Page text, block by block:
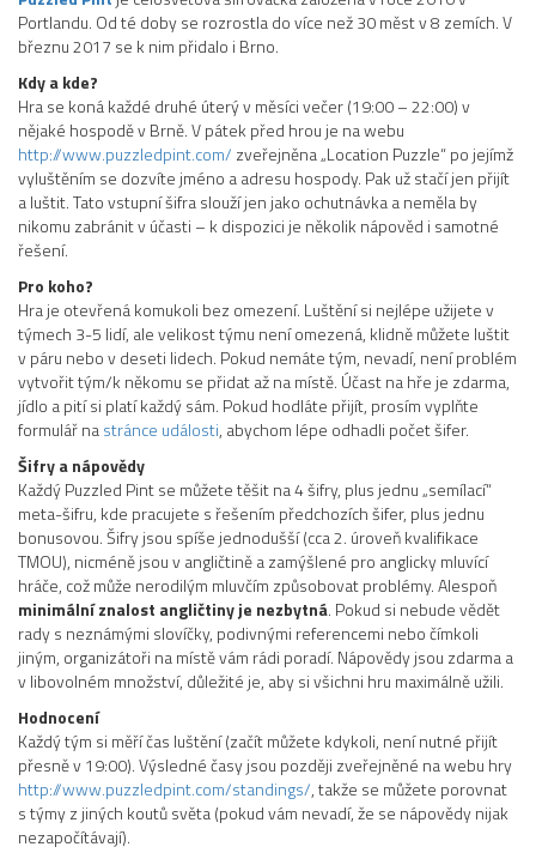
Portlandu. Od té doby se rozrostla do více než 30 měst v 8 zemích. V
březnu 2017 se k nim přidalo i Brno.
Kdy a kde?
Hra se koná každé druhé úterý v měsíci večer (19:00 – 22:00) v
nějaké hospodě v Brně. V pátek před hrou je na webu
http://www.puzzledpint.com/ zveřejněna „Location Puzzle“ po jejímž
vyluštěním se dozvíte jméno a adresu hospody. Pak už stačí jen přijít
a luštit. Tato vstupní šifra slouží jen jako ochutnávka a neměla by
nikomu zabránit v účasti – k dispozici je několik nápověd i samotné
řešení.
Pro koho?
Hra je otevřená komukoli bez omezení. Luštění si nejlépe užijete v
týmech 3-5 lidí, ale velikost týmu není omezená, klidně můžete luštit
v páru nebo v deseti lidech. Pokud nemáte tým, nevadí, není problém
vytvořit tým/k někomu se přidat až na místě. Účast na hře je zdarma,
jídlo a pití si platí každý sám. Pokud hodláte přijít, prosím vyplňte
formulář nastránce události, abychom lépe odhadli počet šifer.
Šifry a nápovědy
Každý Puzzled Pint se můžete těšit na 4 šifry, plus jednu „semílací“
meta-šifru, kde pracujete s řešením předchozích šifer, plus jednu
bonusovou. Šifry jsou spíše jednodušší (cca 2. úroveň kvalifikace
TMOU), nicméně jsou v angličtině a zamýšlené pro anglicky mluvící
hráče, což může nerodilým mluvčím způsobovat problémy. Alespoň
minimální znalost angličtiny je nezbytná. Pokud si nebude vědět
rady s neznámými slovíčky, podivnými referencemi nebo čímkoli
jiným, organizátoři na místě vám rádi poradí. Nápovědy jsou zdarma a
v libovolném množství, důležité je, aby si všichni hru maximálně užili.
Hodnocení
Každý tým si měří čas luštění (začít můžete kdykoli, není nutné přijít
přesně v 19:00). Výsledné časy jsou později zveřejněné na webu hry
http://www.puzzledpint.com/standings/, takže se můžete porovnat
s týmy z jiných koutů světa (pokud vám nevadí, že se nápovědy nijak
nezapočítávají).